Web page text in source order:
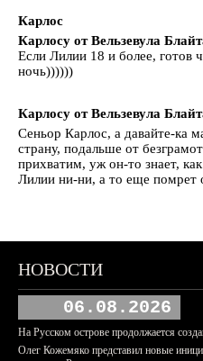
Карлос
Карлосу от Вельзевула
Если Лилии 18 и более, готов
ночь))))))
Карлосу от Вельзевула
Сеньор Карлос, а давайте-ка
страну, подальше от
прихватим, уж он-то знает,
Лилии ни-ни, а то еще помрет
НОВОСТИ
06.08.2026
На Русском острове продолжается
Олег Кожемяко представил новые